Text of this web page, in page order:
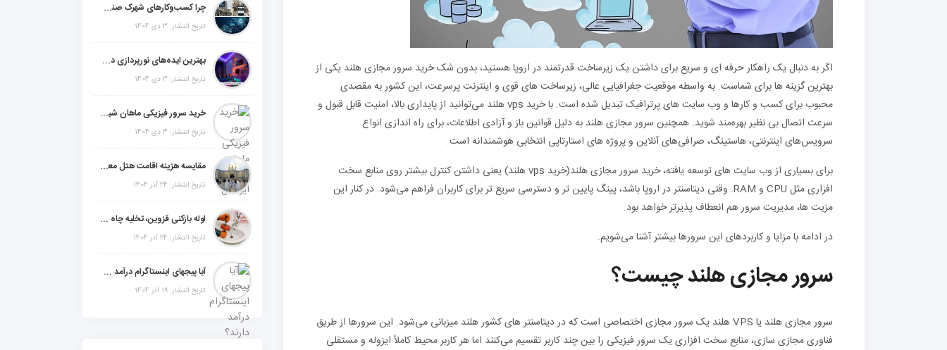
اگر به دنبال یک راهکار حرفه‌ ای و سریع برای داشتن یک زیرساخت قدرتمند در اروپا هستید، بدون شک خرید سرور مجازی هلند یکی از
بهترین گزینه‌ ها برای شماست. به واسطه موقعیت جغرافیایی عالی، زیرساخت‌ های قوی و اینترنت پرسرعت، این کشور به مقصدی
محبوب برای کسب‌ و کارها و وب‌ سایت‌ های پرترافیک تبدیل شده است. با خرید vps هلند می‌توانید از پایداری بالا، امنیت قابل قبول و
سرعت اتصال بی‌ نظیر بهره‌مند شوید. همچنین سرور مجازی هلند به دلیل قوانین باز و آزادی اطلاعات، برای راه‌ اندازی انواع
سرویس‌های اینترنتی، هاستینگ، صرافی‌های آنلاین و پروژه‌ های استارتاپی انتخابی هوشمندانه است.
برای بسیاری از وب‌ سایت‌ های توسعه‌ یافته، خرید سرور مجازی هلند(خرید vps هلند) یعنی داشتن کنترل بیشتر روی منابع سخت‌
افزاری مثل CPU و RAM. وقتی دیتاسنتر در اروپا باشد، پینگ پایین‌ تر و دسترسی سریع‌ تر برای کاربران فراهم می‌شود. در کنار این
مزیت‌ ها، مدیریت سرور هم انعطاف‌ پذیرتر خواهد بود.
در ادامه با مزایا و کاربردهای این سرورها بیشتر آشنا می‌شویم.
سرور مجازی هلند چیست؟
سرور مجازی هلند یا VPS هلند یک سرور مجازی اختصاصی است که در دیتاسنتر های کشور هلند میزبانی می‌شود. این سرورها از طریق
فناوری مجازی‌ سازی، منابع سخت‌ افزاری یک سرور فیزیکی را بین چند کاربر تقسیم می‌کنند اما هر کاربر محیط کاملاً ایزوله و مستقلی
چرا کسب‌وکارهای شهرک صنعتی چهاردانگه فوراً به طراحی سایت نیاز دارند؟
تاریخ انتشار: 3 دی 1404
بهترین ایده‌های نورپردازی دکوراتیو با ال ای دی برای منزل، فروشگاه و دفتر کار
تاریخ انتشار: 3 دی 1404
خرید سرور فیزیکی ماهان شبکه ایرانیان
تاریخ انتشار: 3 دی 1404
مقایسه هزینه اقامت هتل معمولی، میان‌رده یا 5 ستاره در سفر زیارتی عراق
تاریخ انتشار: 24 آذر 1404
لوله بازکنی قزوین، تخلیه چاه و خدمات تخصصی لوله‌کشی و تشخیص ترکیدگی
تاریخ انتشار: 24 آذر 1404
آیا پیجهای اینستاگرام درآمد دارند؟ راز موفقیت با استراتژی هوشمندانه
تاریخ انتشار: 19 آذر 1404